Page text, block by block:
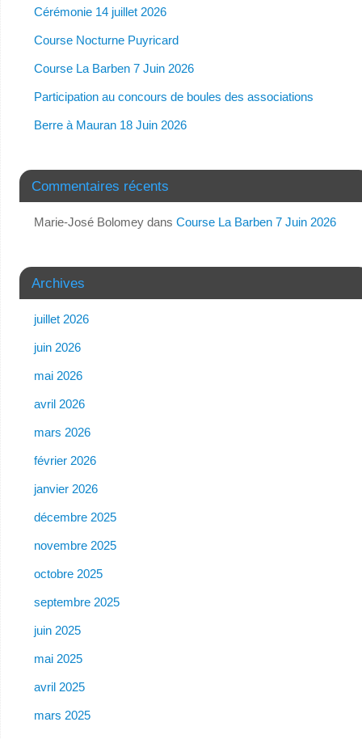
Cérémonie 14 juillet 2026
Course Nocturne Puyricard
Course La Barben 7 Juin 2026
Participation au concours de boules des associations
Berre à Mauran 18 Juin 2026
Commentaires récents
Marie-José Bolomeydans Course La Barben 7 Juin 2026
Archives
juillet 2026
juin 2026
mai 2026
avril 2026
mars 2026
février 2026
janvier 2026
décembre 2025
novembre 2025
octobre 2025
septembre 2025
juin 2025
mai 2025
avril 2025
mars 2025